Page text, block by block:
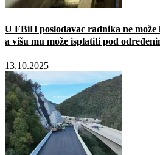
U FBiH poslodavac radnika ne
a višu mu može isplatiti pod
13.10.2025